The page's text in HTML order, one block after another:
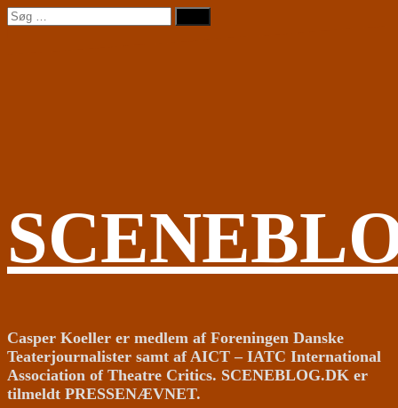
Videre
til
Søg
efter:
Casper Koeller er medlem af Foreningen Danske
Teaterjournalister samt af AICT – IATC International
Association of Theatre Critics. SCENEBLOG.DK er
tilmeldt PRESSENÆVNET.